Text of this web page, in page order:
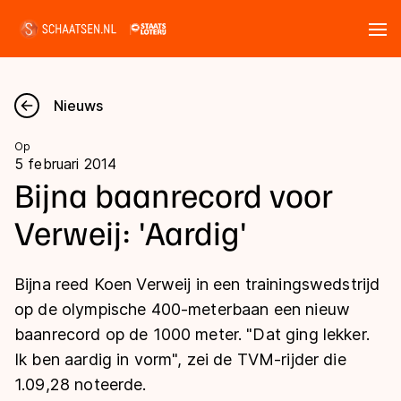
Nieuws
Kalender
Disciplines
Langebaan
Shorttrack
Inlineskaten
Uitslagen
Langebaan
Shorttrack
Marathon
Tijden & historie
Ranglijsten Langebaan
Nieuws
Op
5 februari 2014
Bijna baanrecord voor
Verweij: 'Aardig'
Bijna reed Koen Verweij in een trainingswedstrijd
op de olympische 400-meterbaan een nieuw
baanrecord op de 1000 meter. "Dat ging lekker.
Ik ben aardig in vorm", zei de TVM-rijder die
1.09,28 noteerde.